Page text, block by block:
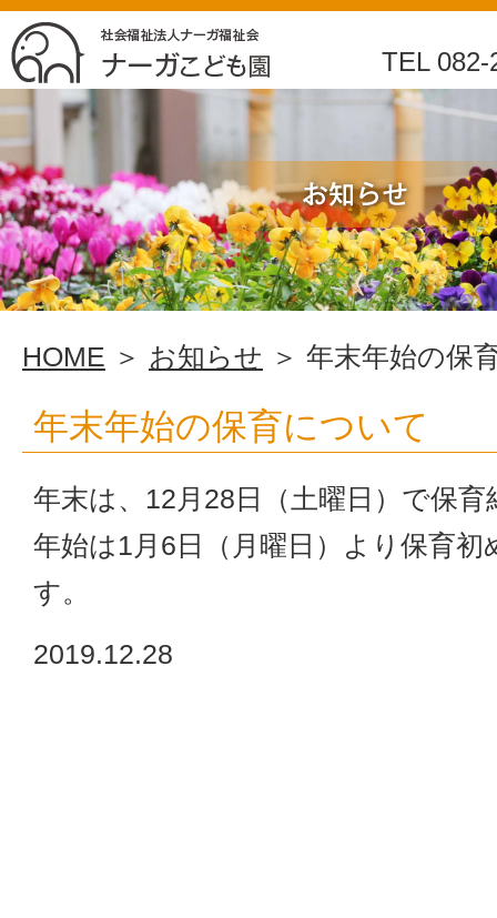
年
末
年
始
の
保
育
に
つ
TEL 082-
HOME ＞ お知らせ ＞ 年末年始の保
年末年始の保育について
年末は、12月28日（土曜日）で保育
年始は1月6日（月曜日）より保育初
す。
2019.12.28